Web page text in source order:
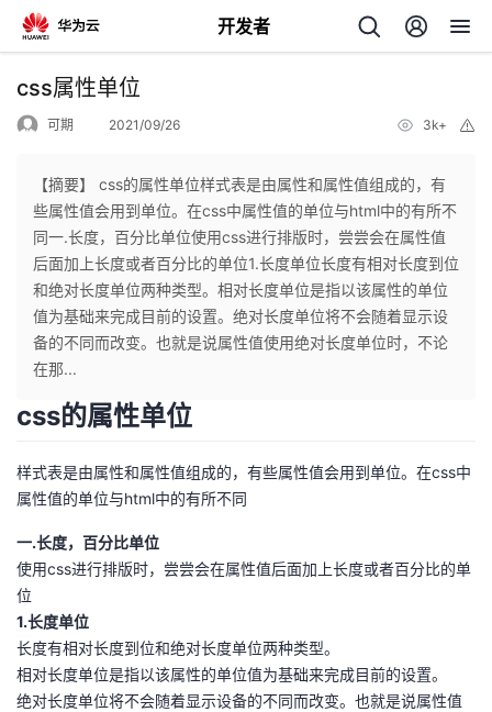
开发者
返
个
人
主
页
我
的
开
发
者
的
博
我
的
我
css属性单位
可期 2021/09/26 3k+
【摘要】 css的属性单位样式表是由属性和属性值组成的，有
些属性值会用到单位。在css中属性值的单位与html中的有所不
同一.长度，百分比单位使用css进行排版时，尝尝会在属性值
后面加上长度或者百分比的单位1.长度单位长度有相对长度到位
和绝对长度单位两种类型。相对长度单位是指以该属性的单位
值为基础来完成目前的设置。绝对长度单位将不会随着显示设
备的不同而改变。也就是说属性值使用绝对长度单位时，不论
在那...
css的属性单位
样式表是由属性和属性值组成的，有些属性值会用到单位。在css中
属性值的单位与html中的有所不同
一.长度，百分比单位
使用css进行排版时，尝尝会在属性值后面加上长度或者百分比的单
位
1.长度单位
长度有相对长度到位和绝对长度单位两种类型。
相对长度单位是指以该属性的单位值为基础来完成目前的设置。
绝对长度单位将不会随着显示设备的不同而改变。也就是说属性值